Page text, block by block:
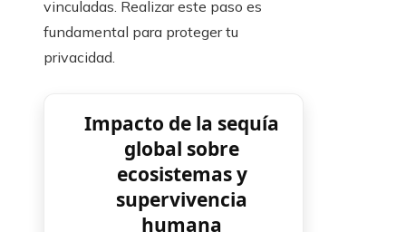
vinculadas. Realizar este paso es
fundamental para proteger tu
privacidad.
Impacto de la sequía
global sobre
ecosistemas y
supervivencia
humana